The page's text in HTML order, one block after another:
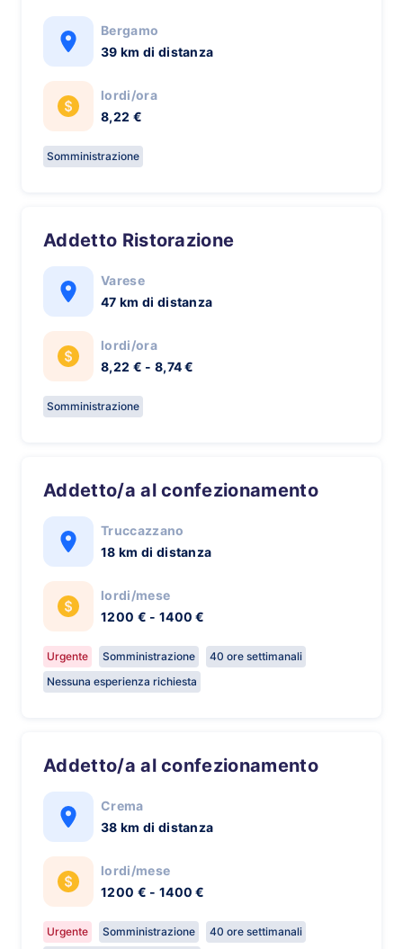
Bergamo
39 km di distanza
lordi/ora
8,22 €
Somministrazione
Addetto Ristorazione
Varese
47 km di distanza
lordi/ora
8,22 € - 8,74 €
Somministrazione
Addetto/a al confezionamento
Truccazzano
18 km di distanza
lordi/mese
1200 € - 1400 €
Urgente Somministrazione
40 ore settimanali
Nessuna esperienza richiesta
Addetto/a al confezionamento
Crema
38 km di distanza
lordi/mese
1200 € - 1400 €
Urgente Somministrazione
40 ore settimanali